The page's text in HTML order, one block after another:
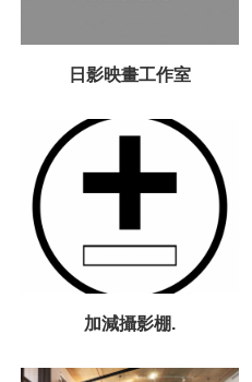
日影映畫工作室
加減攝影棚.